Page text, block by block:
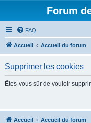
Forum
FAQ
Accueil Accueil du forum
Supprimer les cookies
Êtes-vous sûr de vouloir
Accueil Accueil du forum